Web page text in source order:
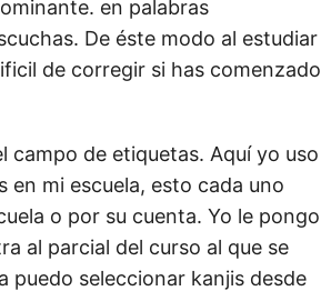
en palabras
De éste modo al estudiar
de corregir si has comenzado
campo de etiquetas. Aquí yo uso
en mi escuela, esto cada uno
o por su cuenta. Yo le pongo
al parcial del curso al que se
puedo seleccionar kanjis desde